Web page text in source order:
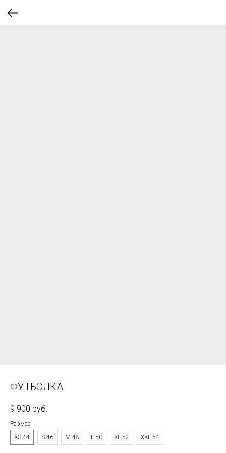
ФУТБОЛКА
9 900 руб.
Размер
XS-44
S-46 M-48 L-50 XL-52 XXL-54